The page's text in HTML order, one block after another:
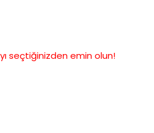
seçtiğinizden emin olun!